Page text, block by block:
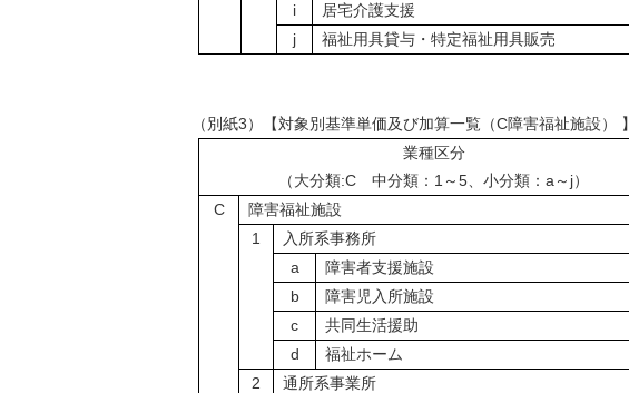
i
居宅介護支援
j
福祉用具貸与・特定福祉用具販売
（別紙3）【対象別基準単価及び加算一覧（C障害福祉施設） 】
業種区分
（大分類:C 中分類：1～5、小分類：a～j）
C
障害福祉施設
1
入所系事務所
a
障害者支援施設
b
障害児入所施設
c
共同生活援助
d
福祉ホーム
2
通所系事業所